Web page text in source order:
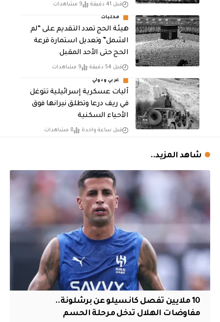
قبل 41 دقيقة 9 مشاهدات
محليات
هيئة الحج تمدد التقديم على “لم
الشمل” وتعديل استمارة قرعة
الحج حتى الأحد المقبل
قبل 54 دقيقة 9 مشاهدات
عربي ودولي
آليات عسكرية إسرائيلية تتوغل
في ريف درعا وتطلق نيرانها فوق
الأحياء السكنية
قبل ساعة واحدة 8 مشاهدات
شاهد المزيد..
10 ملايين تفصل كانسيلو عن برشلونة..
مفاوضات الهلال تدخل مرحلة الحسم